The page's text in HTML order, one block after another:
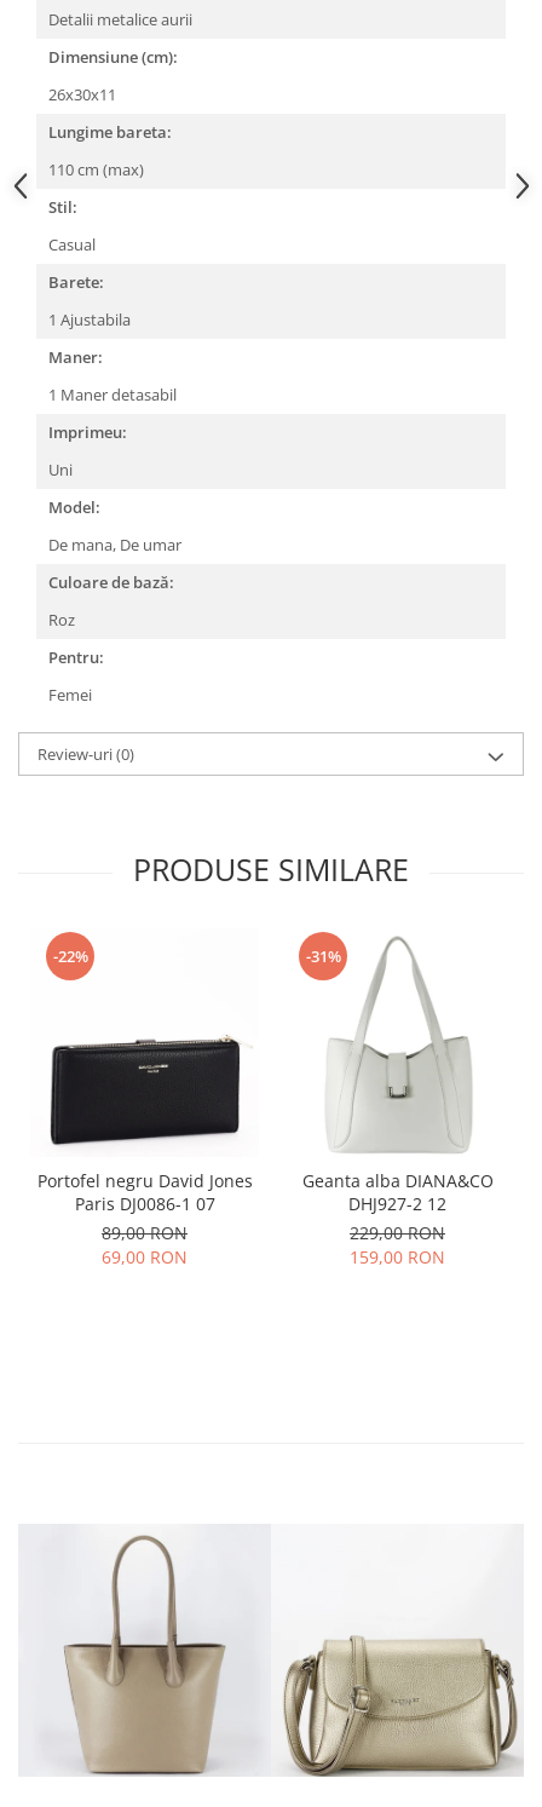
Detalii metalice aurii
Dimensiune (cm):
26x30x11
Lungime bareta:
110 cm (max)
Stil:
Casual
Barete:
1 Ajustabila
Maner:
1 Maner detasabil
Imprimeu:
Uni
Model:
De mana, De umar
Culoare de bază:
Roz
Pentru:
Femei
Review-uri(0)
PRODUSE SIMILARE
-22%
Portofel negru David Jones
Paris DJ0086-1 07
89,00 RON
69,00 RON
-31%
Geanta alba DIANA&CO
DHJ927-2 12
229,00 RON
159,00 RON